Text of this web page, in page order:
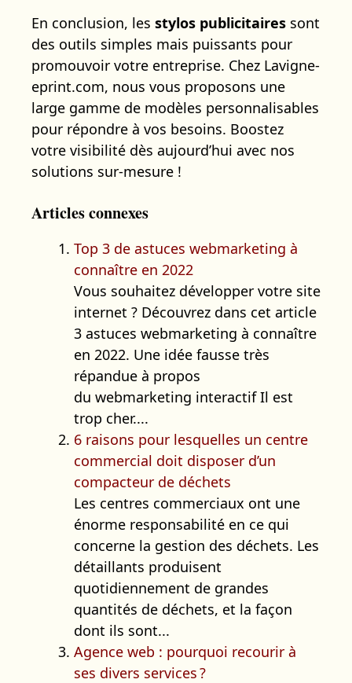
En conclusion, les stylos publicitaires sont
des outils simples mais puissants pour
promouvoir votre entreprise. Chez Lavigne-
eprint.com, nous vous proposons une
large gamme de modèles personnalisables
pour répondre à vos besoins. Boostez
votre visibilité dès aujourd’hui avec nos
solutions sur-mesure !
Articles connexes
Top 3 de astuces webmarketing à
connaître en 2022
Vous souhaitez développer votre site
internet ? Découvrez dans cet article
3 astuces webmarketing à connaître
en 2022. Une idée fausse très
répandue à propos
du webmarketing interactif Il est
trop cher....
6 raisons pour lesquelles un centre
commercial doit disposer d’un
compacteur de déchets
Les centres commerciaux ont une
énorme responsabilité en ce qui
concerne la gestion des déchets. Les
détaillants produisent
quotidiennement de grandes
quantités de déchets, et la façon
dont ils sont...
Agence web : pourquoi recourir à
ses divers services ?